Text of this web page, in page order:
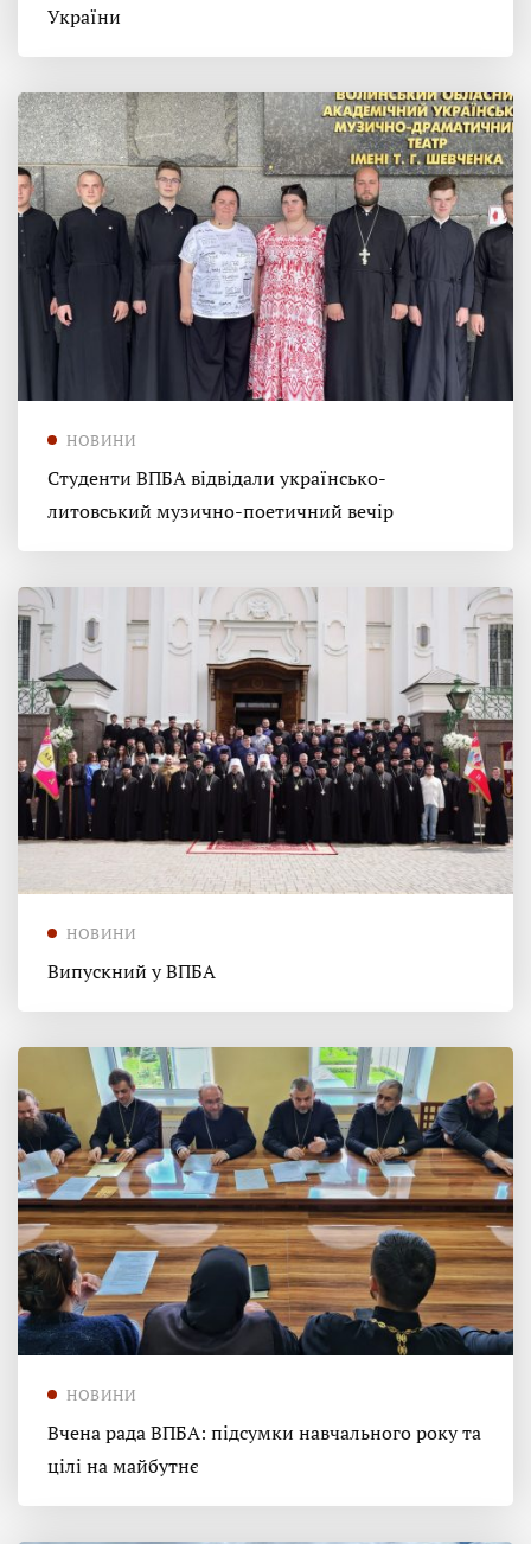
України
НОВИНИ
Студенти ВПБА відвідали українсько-
литовський музично-поетичний вечір
НОВИНИ
Випускний у ВПБА
НОВИНИ
Вчена рада ВПБА: підсумки навчального року та
цілі на майбутнє